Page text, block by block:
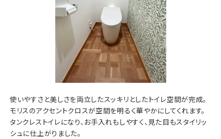
使いやすさと美しさを両立したスッキリとしたトイレ空間が完成。
モリスのアクセントクロスが空間を明るく華やかにしてくれます。
タンクレストイレになり、お手入れもしやすく、見た目もスタイリッ
シュに仕上がりました。